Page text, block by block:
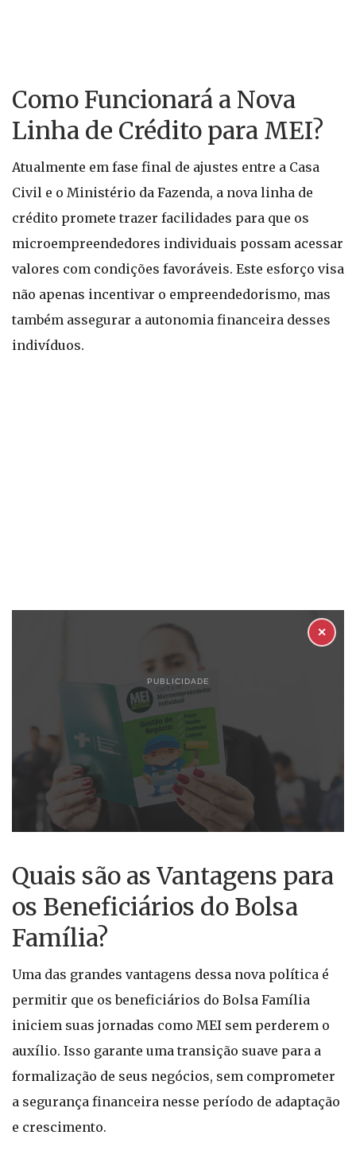
Como Funcionará a Nova
Linha de Crédito para MEI?
Atualmente em fase final de ajustes entre a Casa
Civil e o Ministério da Fazenda, a nova linha de
crédito promete trazer facilidades para que os
microempreendedores individuais possam acessar
valores com condições favoráveis. Este esforço visa
não apenas incentivar o empreendedorismo, mas
também assegurar a autonomia financeira desses
indivíduos.
PUBLICIDADE
✕
Quais são as Vantagens para
os Beneficiários do Bolsa
Família?
Uma das grandes vantagens dessa nova política é
permitir que os beneficiários do Bolsa Família
iniciem suas jornadas como MEI sem perderem o
auxílio. Isso garante uma transição suave para a
formalização de seus negócios, sem comprometer
a segurança financeira nesse período de adaptação
e crescimento.